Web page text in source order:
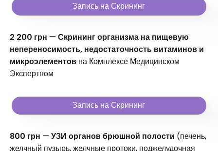
Запись на Скрининг
2 200 грн — Скрининг организма на пищевую
непереносимость, недостаточность витаминов и
микроэлементов на Комплексе Медицинском
Экспертном
Запись на Скрининг
800 грн — УЗИ органов брюшной полости (печень,
желчный пузырь, желчные протоки, поджелудочная